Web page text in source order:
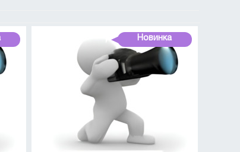
листового проката, соответствующего
машиностроительной, строительной и
Новинка